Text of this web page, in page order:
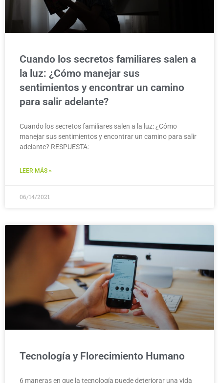
Cuando los secretos familiares salen a
la luz: ¿Cómo manejar sus
sentimientos y encontrar un camino
para salir adelante?
Cuando los secretos familiares salen a la luz: ¿Cómo
manejar sus sentimientos y encontrar un camino para salir
adelante? RESPUESTA:
LEER MÁS »
06/14/2021
Tecnología y Florecimiento Humano
6 maneras en que la tecnología puede deteriorar una vida